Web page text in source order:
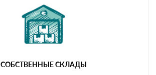
СОБСТВЕННЫЕ СКЛАДЫ